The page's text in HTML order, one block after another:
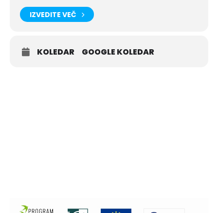
IZVEDITE VEČ
KOLEDAR GOOGLE KOLEDAR